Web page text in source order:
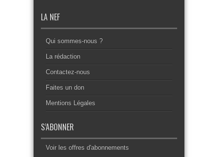
LA NEF
Qui sommes-nous ?
La rédaction
Contactez-nous
Faites un don
Mentions Légales
S’ABONNER
Voir les offres d'abonnements